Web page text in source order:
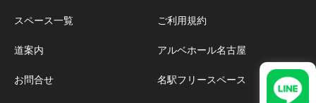
スペース一覧
道案内
お問合せ
ご利用規約
アルベホール名古屋
名駅フリースペース